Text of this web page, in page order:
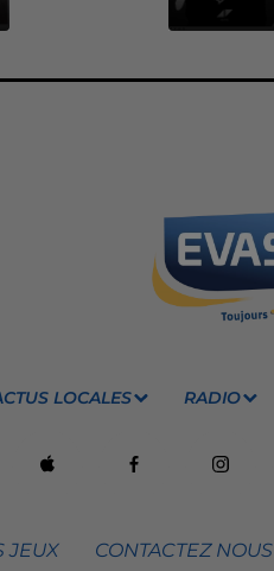
LOCALES RADIO
JEUX CONTACTEZ NOUS